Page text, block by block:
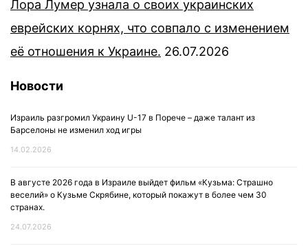
Лора Лумер узнала о своих украинских
еврейских корнях, что совпало с изменением
её отношения к Украине. 26.07.2026
Новости
Израиль разгромил Украину U-17 в Порече – даже талант из
Барселоны не изменил ход игры
14.02.2026
В августе 2026 года в Израиле выйдет фильм «Кузьма: Страшно
веселий» о Кузьме Скрябине, который покажут в более чем 30
странах.
24.07.2026